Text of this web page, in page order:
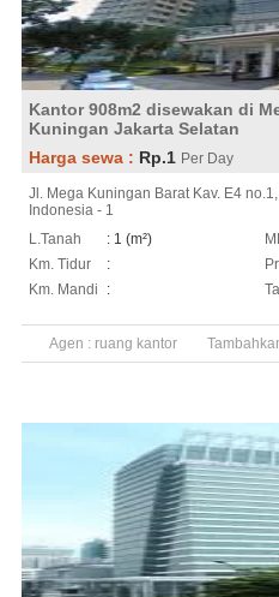
Kantor 908m2 disewakan di
Kuningan Jakarta Selatan
Harga sewa : Rp.1 Per Day
Jl. Mega Kuningan Barat Kav. E4
Indonesia - 1
L.Tanah
: 1 (m²)
Km. Tidur
:
Km. Mandi
:
Agen : ruang kantor